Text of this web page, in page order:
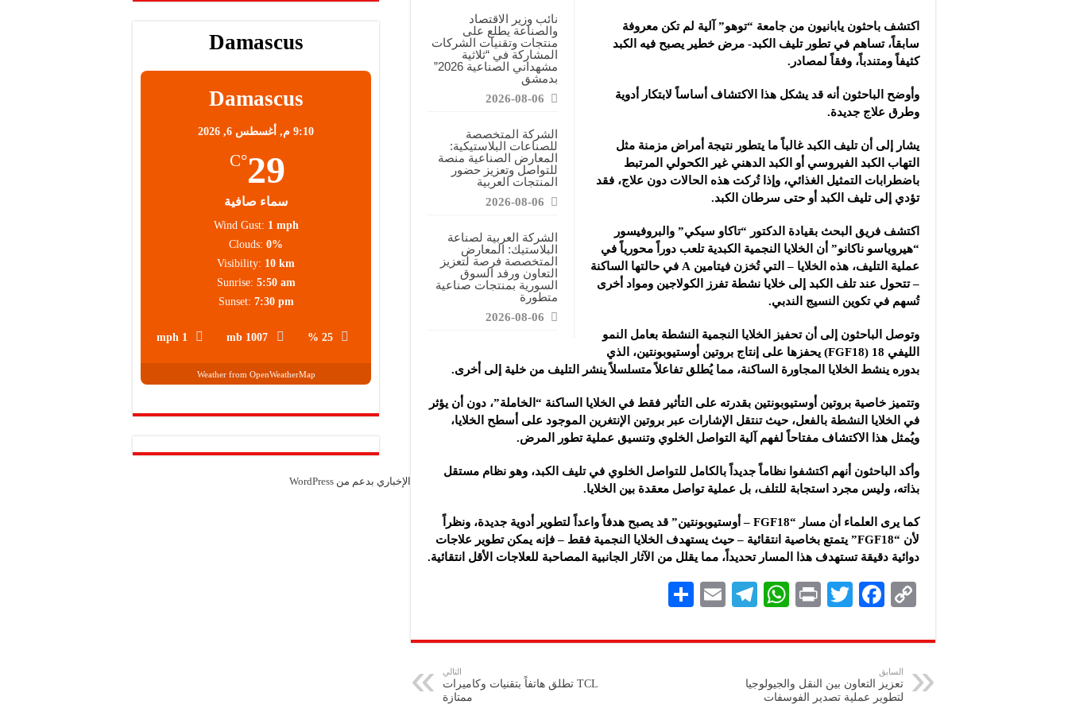
شركة “كاربوباتش”: المعرض منصة لتعزيز الشراكات ودعم الصناعات البلاستيكية السورية
شركة “جالكسي أوتوميشن”: المعارض المتخصصة تساهم في دعم الصناعة السورية وتعزيز حضور المنتجات المحلية
نائب وزير الاقتصاد
والصناعة يطلع على
منتجات وتقنيات الشركات
المشاركة في “ثلاثية
مشهداني الصناعية 2026”
بدمشق
2026-08-06
الشركة المتخصصة
للصناعات البلاستيكية:
المعارض الصناعية منصة
للتواصل وتعزيز حضور
المنتجات العربية
2026-08-06
الشركة العربية لصناعة
البلاستيك: المعارض
المتخصصة فرصة لتعزيز
التعاون ورفد السوق
السورية بمنتجات صناعية
متطورة
2026-08-06
اكتشف باحثون يابانيون من جامعة “توهو” آلية لم تكن معروفة
سابقاً، تساهم في تطور تليف الكبد- مرض خطير يصبح فيه الكبد
كثيفاً ومتندباً، وفقاً لمصادر.
وأوضح الباحثون أنه قد يشكل هذا الاكتشاف أساساً لابتكار أدوية
وطرق علاج جديدة.
يشار إلى أن تليف الكبد غالباً ما يتطور نتيجة أمراض مزمنة مثل
التهاب الكبد الفيروسي أو الكبد الدهني غير الكحولي المرتبط
باضطرابات التمثيل الغذائي، وإذا تُركت هذه الحالات دون علاج، فقد
تؤدي إلى تليف الكبد أو حتى سرطان الكبد.
اكتشف فريق البحث بقيادة الدكتور “تاكاو سيكي” والبروفيسور
“هيروياسو ناكانو” أن الخلايا النجمية الكبدية تلعب دوراً محورياً في
عملية التليف، هذه الخلايا – التي تُخزن فيتامين A في حالتها الساكنة
– تتحول عند تلف الكبد إلى خلايا نشطة تفرز الكولاجين ومواد أخرى
تُسهم في تكوين النسيج الندبي.
وتوصل الباحثون إلى أن تحفيز الخلايا النجمية النشطة بعامل النمو
الليفي 18 (FGF18) يحفزها على إنتاج بروتين أوستيوبونتين، الذي
بدوره ينشط الخلايا المجاورة الساكنة، مما يُطلق تفاعلاً متسلسلاً ينشر التليف من خلية إلى أخرى.
وتتميز خاصية بروتين أوستيوبونتين بقدرته على التأثير فقط في الخلايا الساكنة “الخاملة”، دون أن يؤثر
في الخلايا النشطة بالفعل، حيث تنتقل الإشارات عبر بروتين الإنتغرين الموجود على أسطح الخلايا،
ويُمثل هذا الاكتشاف مفتاحاً لفهم آلية التواصل الخلوي وتنسيق عملية تطور المرض.
وأكد الباحثون أنهم اكتشفوا نظاماً جديداً بالكامل للتواصل الخلوي في تليف الكبد، وهو نظام مستقل
بذاته، وليس مجرد استجابة للتلف، بل عملية تواصل معقدة بين الخلايا.
كما يرى العلماء أن مسار “FGF18 – أوستيوبونتين” قد يصبح هدفاً واعداً لتطوير أدوية جديدة، ونظراً
لأن “FGF18” يتمتع بخاصية انتقائية – حيث يستهدف الخلايا النجمية فقط – فإنه يمكن تطوير علاجات
دوائية دقيقة تستهدف هذا المسار تحديداً، مما يقلل من الآثار الجانبية المصاحبة للعلاجات الأقل انتقائية.
C
p
y
Li
F
eb
k
T
tt
P
nt
W
at
A
Te
gr
E
ai
ar
السابق
تعزيز التعاون بين النقل والجيولوجيا
لتطوير عملية تصدير الفوسفات
التالي
TCL تطلق هاتفاً بتقنيات وكاميرات
ممتازة
Damascus
Damascus
9:10 م, أغسطس 6, 2026
29
°C
سماء صافية
25 %
1007 mb
1 mph
Wind Gust: 1 mph
Clouds: 0%
Visibility: 10 km
Sunrise: 5:50 am
Sunset: 7:30 pm
Weather from OpenWeatherMap
الإخباري بدعم من WordPress